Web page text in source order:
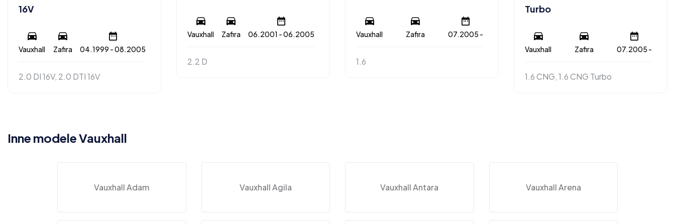
16V
Vauxhall Zafira 04.1999 - 08.2005
2.0 DI 16V, 2.0 DTI 16V
Vauxhall Zafira 06.2001 - 06.2005
2.2 D
Vauxhall Zafira 07.2005 -
1.6
Turbo
Vauxhall Zafira 07.2005 -
1.6 CNG, 1.6 CNG Turbo
Inne modele Vauxhall
Vauxhall Adam Vauxhall Agila Vauxhall Antara Vauxhall Arena